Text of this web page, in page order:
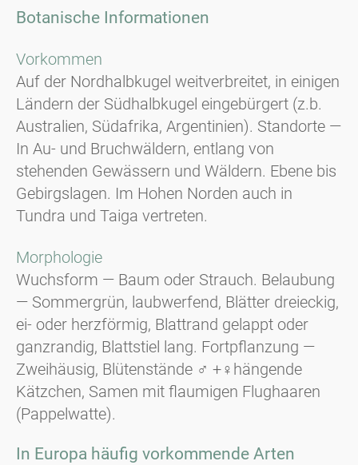
Botanische Informationen
Vorkommen
Auf der Nordhalbkugel weitverbreitet, in einigen
Ländern der Südhalbkugel eingebürgert (z.b.
Australien, Südafrika, Argentinien). Standorte —
In Au- und Bruchwäldern, entlang von
stehenden Gewässern und Wäldern. Ebene bis
Gebirgslagen. Im Hohen Norden auch in
Tundra und Taiga vertreten.
Morphologie
Wuchsform — Baum oder Strauch. Belaubung
— Sommergrün, laubwerfend, Blätter dreieckig,
ei- oder herzförmig, Blattrand gelappt oder
ganzrandig, Blattstiel lang. Fortpflanzung —
Zweihäusig, Blütenstände ♂ +♀ hängende
Kätzchen, Samen mit flaumigen Flughaaren
(Pappelwatte).
In Europa häufig vorkommende Arten